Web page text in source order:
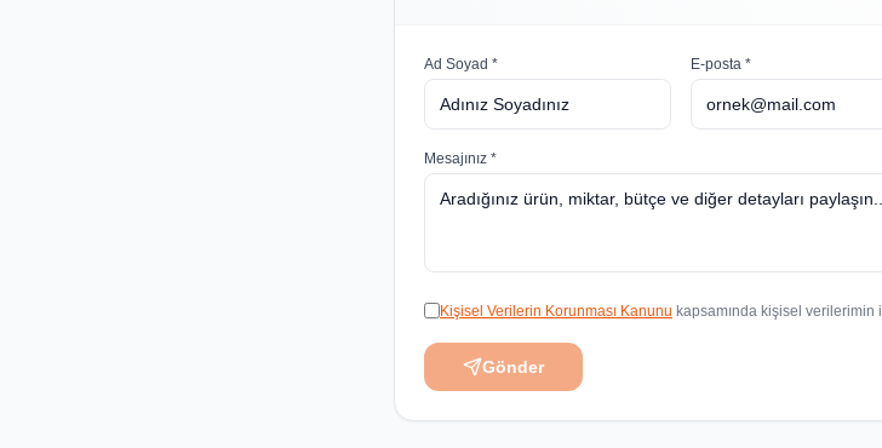
Ad Soyad * E-posta *
Mesajınız *
Kişisel Verilerin Korunması Kanunu kapsamında kişisel verilerimin
Gönder